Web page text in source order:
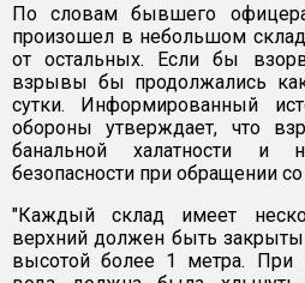
По словам бывшего
произошел в небольшом
от остальных. Если бы
взрывы бы продолжались
сутки. Информированный
обороны утверждает, что
банальной халатности и
безопасности при обращении
"Каждый склад имеет
верхний должен быть
высотой более 1 метра.